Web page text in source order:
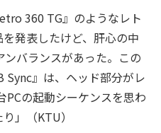
360 TG』のようなレト
発表したけど、肝心の中
バランスがあった。この
Sync』は、ヘッド部分がレ
PCの起動シーケンスを思わ
」（KTU）